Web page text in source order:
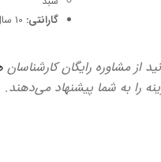
گارانتی:
از مشاوره رایگان کارشناسان
را به شما پیشنهاد می‌دهند.